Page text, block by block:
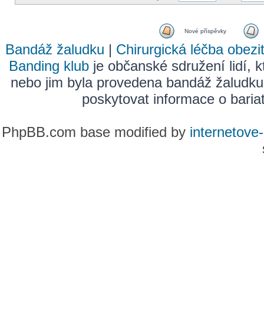
Nové příspěvky
Bandáž žaludku | Chirurgická léčba
Banding klub je občanské sdružení lidí,
nebo jim byla provedena bandáž
poskytovat informace o
PhpBB.com base modified by